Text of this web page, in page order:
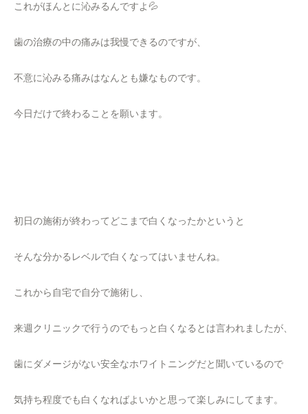
これがほんとに沁みるんですよ💦
歯の治療の中の痛みは我慢できるのですが、
不意に沁みる痛みはなんとも嫌なものです。
今日だけで終わることを願います。
初日の施術が終わってどこまで白くなったかというと
そんな分かるレベルで白くなってはいませんね。
これから自宅で自分で施術し、
来週クリニックで行うのでもっと白くなるとは言われましたが、
歯にダメージがない安全なホワイトニングだと聞いているので
気持ち程度でも白くなればよいかと思って楽しみにしてます。